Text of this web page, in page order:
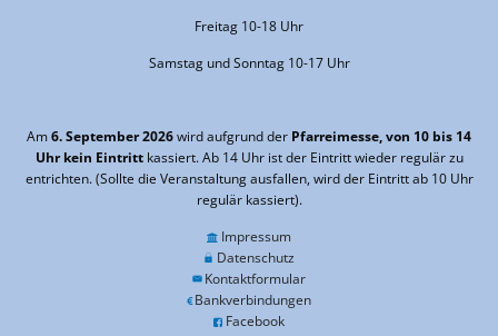
Freitag 10-18 Uhr
Samstag und Sonntag 10-17 Uhr
Am6. September 2026wird aufgrund der Pfarreimesse, von 10 bis 14
Uhr kein Eintrittkassiert. Ab 14 Uhr ist der Eintritt wieder regulär zu
entrichten. (Sollte die Veranstaltung ausfallen, wird der Eintritt ab 10 Uhr
regulär kassiert).
Impressum
Datenschutz
Kontaktformular
Bankverbindungen
Facebook